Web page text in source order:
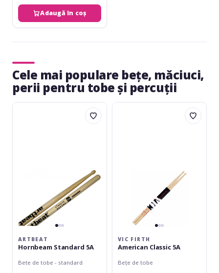
Adaugă în coș
Cele mai populare beţe, măciuci,
perii pentru tobe și percuții
Artbeat
ARTBEAT
Hornbeam Standard 5A
Bete de tobe - standard
Vic
VIC FIRTH
American Classic 5A
Bețe de tobe